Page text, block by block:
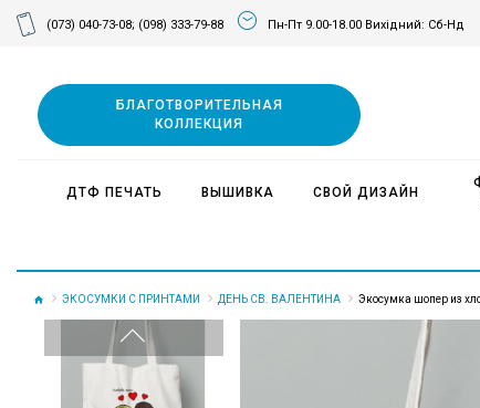
(073) 040-73-08; (098) 333-79-88 Пн-Пт 9.00-18.00 Вихідний: Сб-Нд
БЛАГОТВОРИТЕЛЬНАЯ
КОЛЛЕКЦИЯ
ДТФ ПЕЧАТЬ ВЫШИВКА СВОЙ ДИЗАЙН
ЭКОСУМКИ С ПРИНТАМИ ДЕНЬ СВ. ВАЛЕНТИНА Экосумка шопер из